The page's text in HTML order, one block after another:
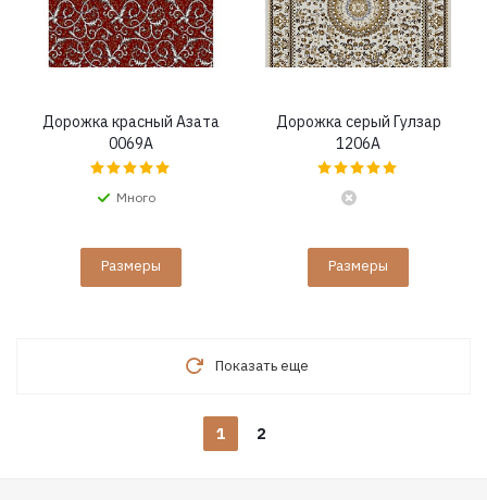
Дорожка красный Азата
0069A
Много
Размеры
Дорожка серый Гулзар
1206A
Размеры
Показать еще
1 2